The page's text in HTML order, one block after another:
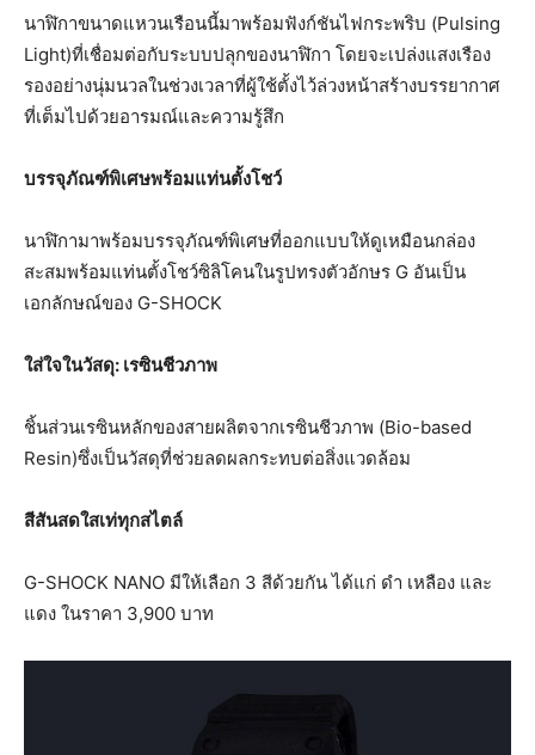
นาฬิกาขนาดแหวนเรือนนี้มาพร้อมฟังก์ชันไฟกระพริบ (Pulsing
Light)ที่เชื่อมต่อกับระบบปลุกของนาฬิกา โดยจะเปล่งแสงเรือง
รองอย่างนุ่มนวลในช่วงเวลาที่ผู้ใช้ตั้งไว้ล่วงหน้าสร้างบรรยากาศ
ที่เต็มไปด้วยอารมณ์และความรู้สึก
บรรจุภัณฑ์พิเศษพร้อมแท่นตั้งโชว์
นาฬิกามาพร้อมบรรจุภัณฑ์พิเศษที่ออกแบบให้ดูเหมือนกล่อง
สะสมพร้อมแท่นตั้งโชว์ซิลิโคนในรูปทรงตัวอักษร G อันเป็น
เอกลักษณ์ของ G-SHOCK
ใส่ใจในวัสดุ: เรซินชีวภาพ
ชิ้นส่วนเรซินหลักของสายผลิตจากเรซินชีวภาพ (Bio-based
Resin)ซึ่งเป็นวัสดุที่ช่วยลดผลกระทบต่อสิ่งแวดล้อม
สีสันสดใสเท่ทุกสไตล์
G-SHOCK NANO มีให้เลือก 3 สีด้วยกัน ได้แก่ ดำ เหลือง และ
แดง ในราคา 3,900 บาท